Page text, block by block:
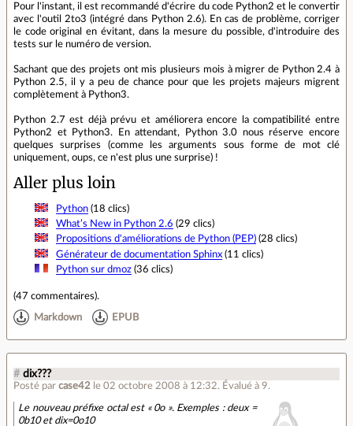
Pour l'instant, il est recommandé d'écrire du code Python2 et le convertir
avec l'outil 2to3 (intégré dans Python 2.6). En cas de problème, corriger
le code original en évitant, dans la mesure du possible, d'introduire des
tests sur le numéro de version.
Sachant que des projets ont mis plusieurs mois à migrer de Python 2.4 à
Python 2.5, il y a peu de chance pour que les projets majeurs migrent
complètement à Python3.
Python 2.7 est déjà prévu et améliorera encore la compatibilité entre
Python2 et Python3. En attendant, Python 3.0 nous réserve encore
quelques surprises (comme les arguments sous forme de mot clé
uniquement, oups, ce n'est plus une surprise) !
Aller plus loin
Python(18 clics)
What’s New in Python 2.6 (29 clics)
Propositions d'améliorations de Python (PEP)(28 clics)
Générateur de documentation Sphinx(11 clics)
Python sur dmoz(36 clics)
(47 commentaires).
Markdown EPUB
# dix???
Posté par case42 le 02 octobre 2008 à 12:32. Évalué à 9.
Le nouveau préfixe octal est « 0o ». Exemples : deux =
0b10 et dix=0o10